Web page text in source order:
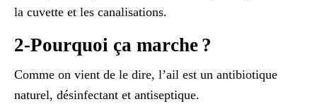
la cuvette et les canalisations.
2-Pourquoi ça marche ?
Comme on vient de le dire, l’ail est un antibiotique
naturel, désinfectant et antiseptique.